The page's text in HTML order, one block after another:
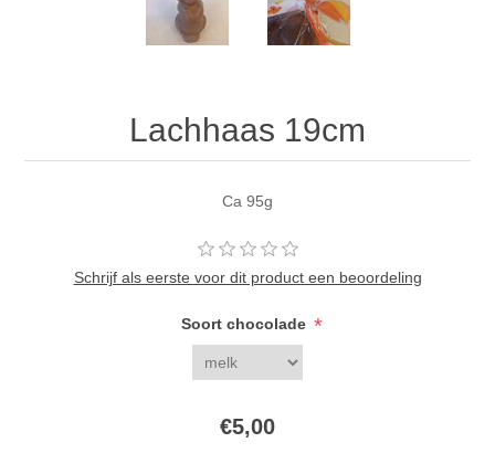
Lachhaas 19cm
Ca 95g
Schrijf als eerste voor dit product een beoordeling
Soort chocolade *
€5,00